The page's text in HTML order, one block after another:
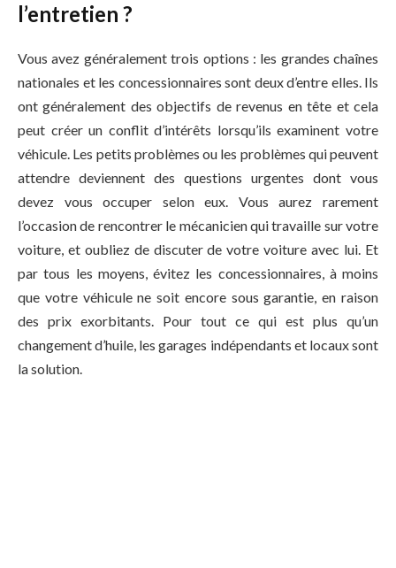
l’entretien ?
Vous avez généralement trois options : les grandes chaînes
nationales et les concessionnaires sont deux d’entre elles. Ils
ont généralement des objectifs de revenus en tête et cela
peut créer un conflit d’intérêts lorsqu’ils examinent votre
véhicule. Les petits problèmes ou les problèmes qui peuvent
attendre deviennent des questions urgentes dont vous
devez vous occuper selon eux. Vous aurez rarement
l’occasion de rencontrer le mécanicien qui travaille sur votre
voiture, et oubliez de discuter de votre voiture avec lui. Et
par tous les moyens, évitez les concessionnaires, à moins
que votre véhicule ne soit encore sous garantie, en raison
des prix exorbitants. Pour tout ce qui est plus qu’un
changement d’huile, les garages indépendants et locaux sont
la solution.